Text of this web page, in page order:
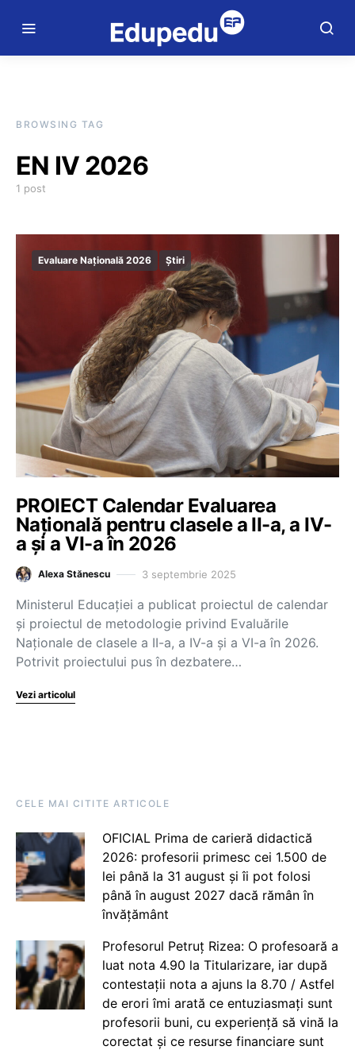
BROWSING TAG
EN IV 2026
1 post
Evaluare Națională 2026 Știri
PROIECT Calendar Evaluarea
Națională pentru clasele a II-a, a IV-
a și a VI-a în 2026
Alexa Stănescu 3 septembrie 2025
Ministerul Educației a publicat proiectul de calendar
și proiectul de metodologie privind Evaluările
Naționale de clasele a II-a, a IV-a și a VI-a în 2026.
Potrivit proiectului pus în dezbatere…
Vezi articolul
CELE MAI CITITE ARTICOLE
OFICIAL Prima de carieră didactică
2026: profesorii primesc cei 1.500 de
lei până la 31 august și îi pot folosi
până în august 2027 dacă rămân în
învățământ
Profesorul Petruț Rizea: O profesoară a
luat nota 4.90 la Titularizare, iar după
contestații nota a ajuns la 8.70 / Astfel
de erori îmi arată ce entuziasmați sunt
profesorii buni, cu experiență să vină la
corectat și ce resurse financiare sunt